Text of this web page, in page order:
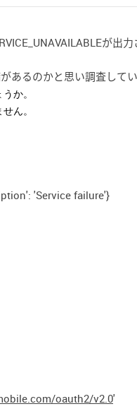
が出力
るのかと思い調査して
か。
ん。
'Service failure'}
oauth2/v2.0'